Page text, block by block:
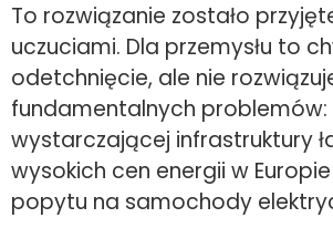
To rozwiązanie zostało
uczuciami. Dla przemysłu to
odetchnięcie, ale nie
fundamentalnych problemów:
wystarczającej infrastruktury
wysokich cen energii w
popytu na samochody